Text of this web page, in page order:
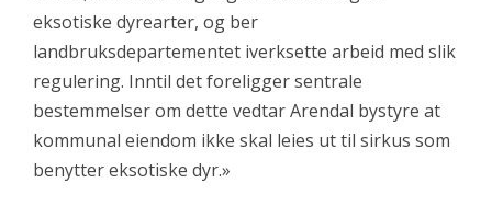
eksotiske dyrearter, og ber
landbruksdepartementet iverksette arbeid med slik
regulering. Inntil det foreligger sentrale
bestemmelser om dette vedtar Arendal bystyre at
kommunal eiendom ikke skal leies ut til sirkus som
benytter eksotiske dyr.»